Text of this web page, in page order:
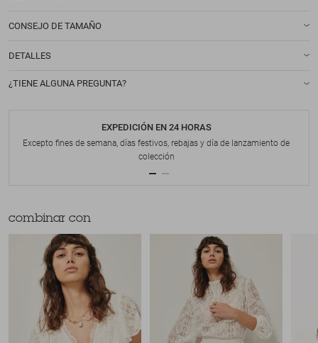
CONSEJO DE TAMAÑO
DETALLES
¿TIENE ALGUNA PREGUNTA?
EXPEDICIÓN EN 24 HORAS
Excepto fines de semana, días festivos, rebajas y día de lanzamiento de
colección
combinar con